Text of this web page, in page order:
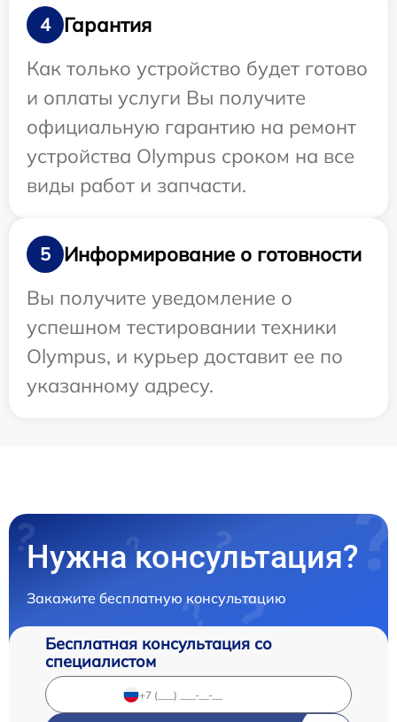
4
Гарантия
Как только устройство будет готово
и оплаты услуги Вы получите
официальную гарантию на ремонт
устройства Olympus сроком на все
виды работ и запчасти.
5
Информирование о готовности
Вы получите уведомление о
успешном тестировании техники
Olympus, и курьер доставит ее по
указанному адресу.
Нужна консультация?
Закажите бесплатную консультацию
Бесплатная консультация со
специалистом